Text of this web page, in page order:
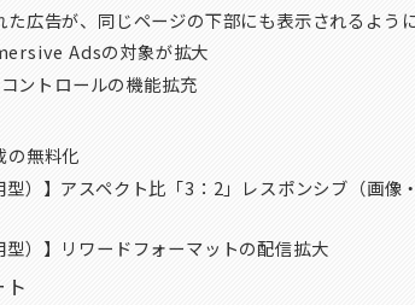
広告が、同じページの下部にも表示されるよう
Adsの対象が拡大
ントロールの機能拡充
の無料化
型）】アスペクト比「3：2」レスポンシブ（画像
型）】リワードフォーマットの配信拡大